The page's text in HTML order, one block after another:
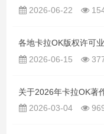
2026-06-22
各地卡拉OK版权许可
2026-06-15
关于2026年卡拉OK著
2026-03-04